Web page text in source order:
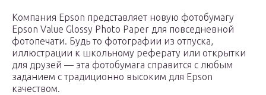
Компания Epson представляет новую фотобумагу
Epson Value Glossy Photo Paper для повседневной
фотопечати. Будь то фотографии из отпуска,
иллюстрации к школьному реферату или открытки
для друзей — эта фотобумага справится с любым
заданием с традиционно высоким для Epson
качеством.